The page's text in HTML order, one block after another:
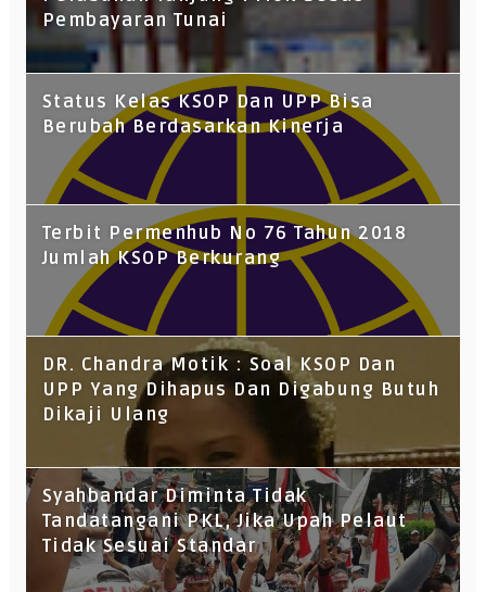
Pembayaran Tunai
Status Kelas KSOP Dan UPP Bisa
Berubah Berdasarkan Kinerja
Terbit Permenhub No 76 Tahun 2018
Jumlah KSOP Berkurang
DR. Chandra Motik : Soal KSOP Dan
UPP Yang Dihapus Dan Digabung Butuh
Dikaji Ulang
Syahbandar Diminta Tidak
Tandatangani PKL, Jika Upah Pelaut
Tidak Sesuai Standar